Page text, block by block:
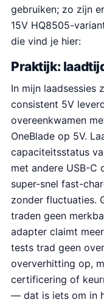
gebruiken; zo zijn
15V HQ8505-
die vind je hier:
Praktijk:
In mijn laadsessies
consistent 5V
overeenkwamen
OneBlade op 5V.
capaciteitsstatus
met andere USB-C
super-snel fast-
zonder fluctuaties.
traden geen
adapter claimt
tests trad geen
oververhitting op,
certificering of
— dat is iets om in